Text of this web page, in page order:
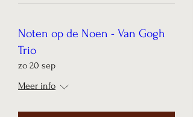
Noten op de Noen - Van Gogh
Trio
zo 20 sep
Meer info